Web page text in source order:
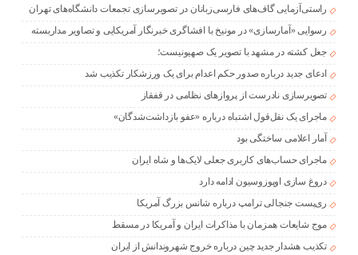
راستی‌آزمایی گاف‌های فارسی‌زبانان در تصویرسازی تجمعات دانشگاه‌های تهران
رسوایی «آمارسازی» در مونیخ با افشاگری خبرنگار آمریکایی و تصاویر مداربسته
جعل کشته در مشهد با تصویر یک صهیونیست؛
ادعای جدید درباره صدور حکم اعدام برای یک ورزشکار تکذیب شد
تصویرسازی نادرست از پروازهای نظامی در قفقاز
ماجرای یک نقل‌قول اشتباه درباره «عفو بازداشت‌شدگان»
آمار اعلامی ساختگی بود
ماجرای حساب‌های کاربری جعلی لایک‌ها و شاه ایران
دروغ سازی اوپوزوسیون ادامه دارد
ری‌پست جنجالی ترامپ درباره شانس بزرگ آمریکا
موج شایعات همزمان با مذاکرات ایران و آمریکا در مسقط
تکذیب هشدار جدید چین درباره خروج شهروندانش از ایران